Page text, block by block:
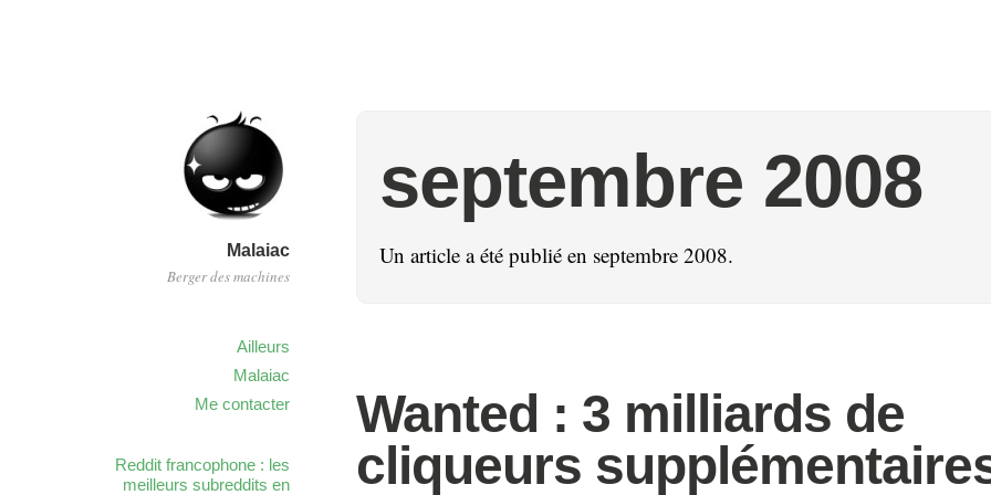
Malaiac
Berger des machines
Ailleurs
Malaiac
Me contacter
septembre 2008
Un article a été publié en septembre 2008.
Wanted : 3 milliards de
cliqueurs
Reddit francophone : les
meilleurs subreddits en